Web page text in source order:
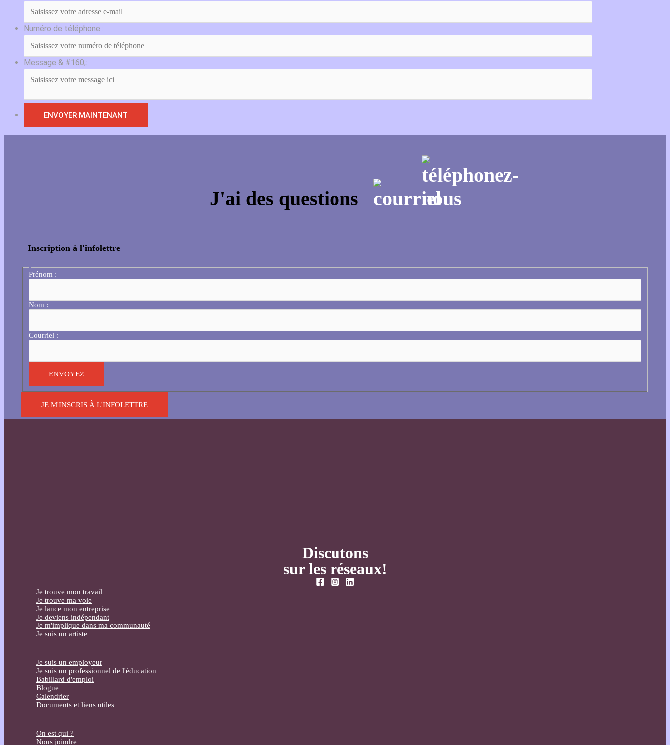
Numéro de téléphone :
Message & #160;:
J'ai des questions
Inscription à l'infolettre
Prénom :
Nom :
Courriel :
JE M'INSCRIS À L'INFOLETTRE
Discutons
sur les réseaux!
Je trouve mon travail
Je trouve ma voie
Je lance mon entreprise
Je deviens indépendant
Je m'implique dans ma communauté
Je suis un artiste
Je suis un employeur
Je suis un professionnel de l'éducation
Babillard d'emploi
Blogue
Calendrier
Documents et liens utiles
On est qui ?
Nous joindre